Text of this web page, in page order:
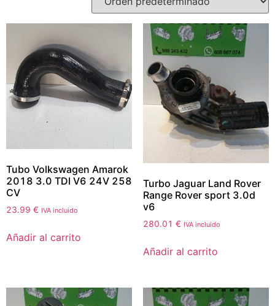
Tubo Volkswagen Amarok
2018 3.0 TDI V6 24V 258
CV
23.99 € IVA incluido
Añadir al carrito
Turbo Jaguar Land Rover
Range Rover sport 3.0d
v6
280.01 € IVA incluido
Añadir al carrito